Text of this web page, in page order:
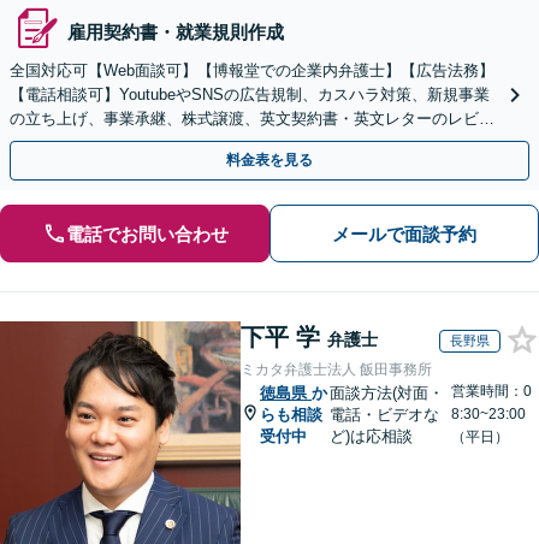
雇用契約書・就業規則作成
全国対応可【Web面談可】【博報堂での企業内弁護士】【広告法務】
【電話相談可】YoutubeやSNSの広告規制、カスハラ対策、新規事業
の立ち上げ、事業承継、株式譲渡、英文契約書・英文レターのレビュ
ー・ドラフトなどに対応。
料金表を見る
電話でお問い合わせ メールで面談予約
下平 学 弁護士 長野県
ミカタ弁護士法人 飯田事務所
徳島県 か
らも相談
受付中
面談方法(対面・
電話・ビデオな
ど)は応相談
営業時間：0
8:30~23:00
（平日）